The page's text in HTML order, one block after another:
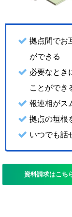
拠点間でお
ができる
必要なとき
ことができ
報連相がス
拠点の垣根
いつでも話
資料請求はこち